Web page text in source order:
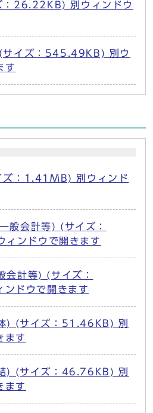
：26.22KB) 別ウィンドウ
サイズ：545.49KB) 別ウ
す
ズ：1.41MB) 別ウィンド
般会計等) (サイズ：
ンドウで開きます
会計等) (サイズ：
ドウで開きます
) (サイズ：51.46KB) 別
ます
) (サイズ：46.76KB) 別
ます